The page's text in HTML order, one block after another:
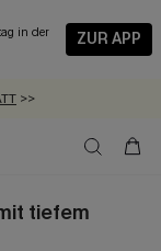
in der
ZUR APP
ARTIKEL >>
>>
tiefem